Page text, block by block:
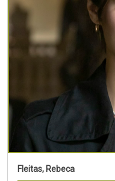
Fleitas, Rebeca